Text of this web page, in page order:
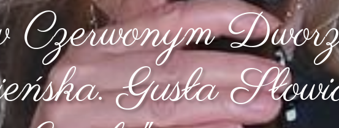
Gusła